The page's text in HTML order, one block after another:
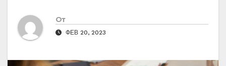
От
ФЕВ 20, 2023